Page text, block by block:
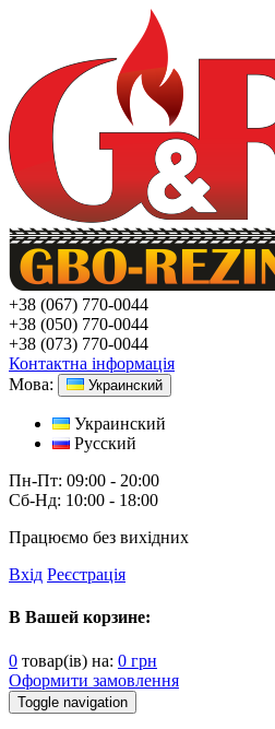
+38 (067) 770-0044
+38 (050) 770-0044
+38 (073) 770-0044
Контактна інформація
Мова:
Украинский
Украинский
Русский
Пн-Пт: 09:00 - 20:00
Сб-Нд: 10:00 - 18:00
Працюємо без вихідних
Вхід Реєстрація
В Вашей корзине:
0 товар(ів) на: 0 грн
Оформити замовлення
Toggle navigation